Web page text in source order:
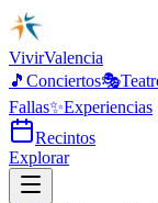
VivirValencia
🎵 Conciertos🎭
Fallas✨Experiencias
Recintos
Explorar